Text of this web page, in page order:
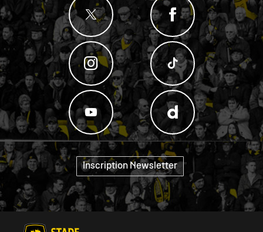
Inscription Newsletter "